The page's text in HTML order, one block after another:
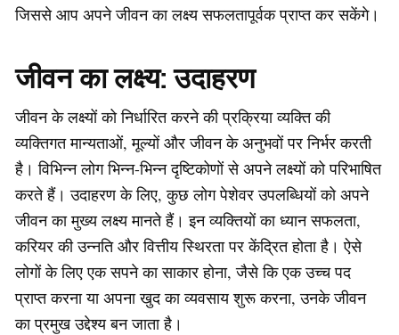
जिससे आप अपने जीवन का लक्ष्य सफलतापूर्वक प्राप्त कर सकेंगे।
जीवन का लक्ष्य: उदाहरण
जीवन के लक्ष्यों को निर्धारित करने की प्रक्रिया व्यक्ति की
व्यक्तिगत मान्यताओं, मूल्यों और जीवन के अनुभवों पर निर्भर करती
है। विभिन्न लोग भिन्न-भिन्न दृष्टिकोणों से अपने लक्ष्यों को परिभाषित
करते हैं। उदाहरण के लिए, कुछ लोग पेशेवर उपलब्धियों को अपने
जीवन का मुख्य लक्ष्य मानते हैं। इन व्यक्तियों का ध्यान सफलता,
करियर की उन्नति और वित्तीय स्थिरता पर केंद्रित होता है। ऐसे
लोगों के लिए एक सपने का साकार होना, जैसे कि एक उच्च पद
प्राप्त करना या अपना खुद का व्यवसाय शुरू करना, उनके जीवन
का प्रमुख उद्देश्य बन जाता है।